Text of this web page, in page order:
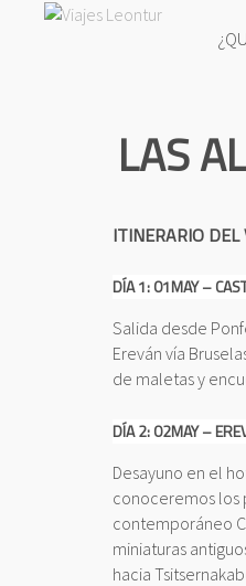
LAS
ITINERARIO DEL
DÍA 1: 01MAY –
Salida desde
Ereván vía
de maletas y
DÍA 2: 02MAY –
Desayuno en el
conoceremos los
contemporáneo
miniaturas
hacia